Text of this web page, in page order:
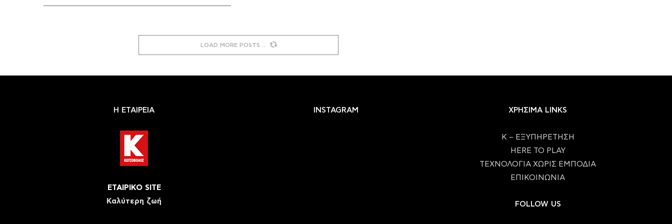
LOAD MORE POSTS
Η ΕΤΑΙΡΕΙΑ
ΕΤΑΙΡΙΚΟ SITE
Καλύτερη ζωή
INSTAGRAM ΧΡΗΣΙΜΑ LINKS
Κ – ΕΞΥΠΗΡΕΤΗΣΗ
HERE TO PLAY
ΤΕΧΝΟΛΟΓΙΑ ΧΩΡΙΣ ΕΜΠΟΔΙΑ
ΕΠΙΚΟΙΝΩΝΙΑ
FOLLOW US